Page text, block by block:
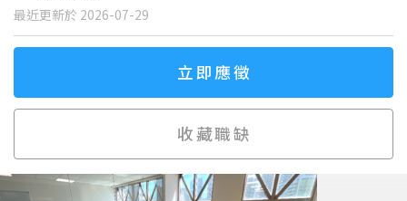
最近更新於 2026-07-29
立即應徵
收藏職缺